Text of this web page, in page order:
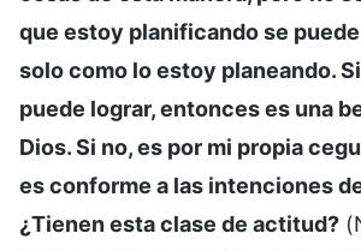
que estoy planificando se
solo como lo estoy planeando.
puede lograr, entonces es una
Dios. Si no, es por mi propia
es conforme a las intenciones
¿Tienen esta clase de actitud?